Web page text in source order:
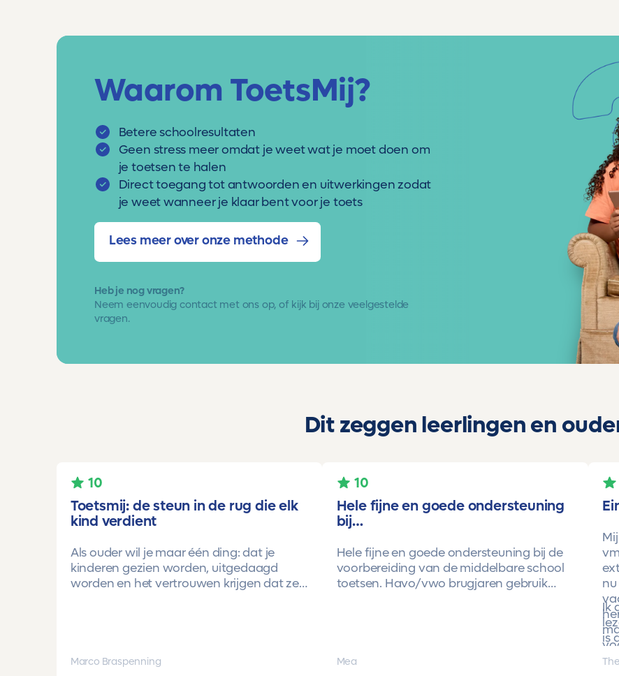
Waarom ToetsMij?
Betere schoolresultaten
Geen stress meer omdat je weet wat je moet doen om
je toetsen te halen
Direct toegang tot antwoorden en uitwerkingen zodat
je weet wanneer je klaar bent voor je toets
Lees meer over onze methode
Heb je nog vragen?
Neem eenvoudigcontact met ons op, of kijk bij onze veelgestelde
vragen.
Dit zeggen leerlingen en
10
Toetsmij: de steun in de rug die elk
kind verdient
Als ouder wil je maar één ding: dat je
kinderen gezien worden, uitgedaagd
worden en het vertrouwen krijgen dat ze
Onze oudste dochter begon ooit op
Marco Braspenning
10
Hele fijne en goede ondersteuning
bij…
Hele fijne en goede ondersteuning bij de
voorbereiding van de middelbare school
toetsen. Havo/vwo brugjaren gebruik
opgebouwd. Goede snelle communicatie
Mea
Ik
is